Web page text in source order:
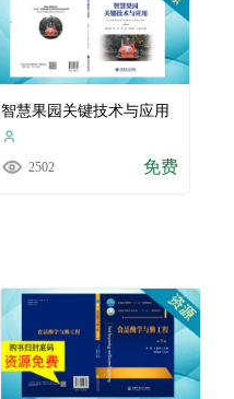
智慧果园关键技术与应用
2502 免费